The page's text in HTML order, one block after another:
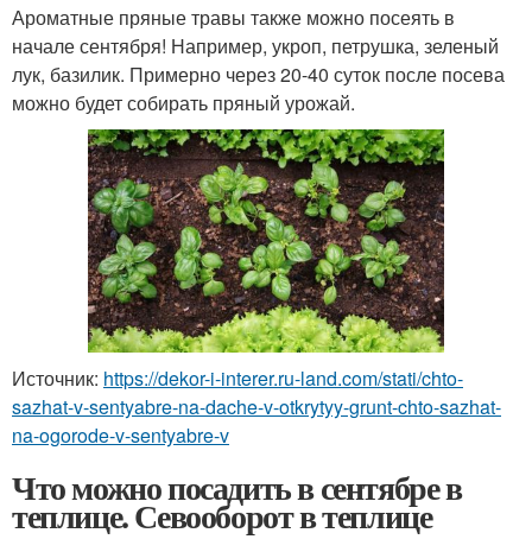
Ароматные пряные травы также можно посеять в
начале сентября! Например, укроп, петрушка, зеленый
лук, базилик. Примерно через 20-40 суток после посева
можно будет собирать пряный урожай.
Источник: https://dekor-i-interer.ru-land.com/stati/chto-
sazhat-v-sentyabre-na-dache-v-otkrytyy-grunt-chto-sazhat-
na-ogorode-v-sentyabre-v
Что можно посадить в сентябре в
теплице. Севооборот в теплице